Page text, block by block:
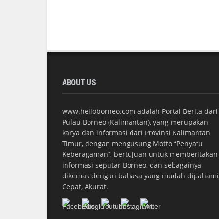
ABOUT US
www.helloborneo.com adalah Portal Berita dari
Pulau Borneo (Kalimantan), yang merupakan
karya dan informasi dari Provinsi Kalimantan
Timur, dengan mengusung Motto “Penyatu
Keberagaman”, bertujuan untuk memberitakan
informasi seputar Borneo, dan sebagainya
dikemas dengan bahasa yang mudah
Cepat, Akurat.